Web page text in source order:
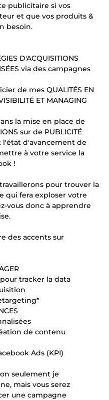
publicitaire si vos
et que vos produits &
besoin.
D'ACQUISITIONS
via des campagnes
de mes QUALITÉS EN
ET MANAGING
la mise en place de
sur de PUBLICITÉ
l'état d'avancement de
à votre service la
!
pour trouver la
qui fera exploser votre
vous donc à apprendre
des accents sur
tracker la data
de contenu
Ads (KPI)
seulement je
mais vous serez
une campagne